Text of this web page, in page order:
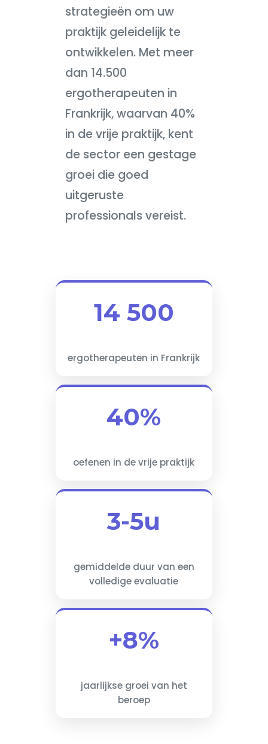
strategieën om uw
praktijk geleidelijk te
ontwikkelen. Met meer
dan 14.500
ergotherapeuten in
Frankrijk, waarvan 40%
in de vrije praktijk, kent
de sector een gestage
groei die goed
uitgeruste
professionals vereist.
14 500
ergotherapeuten in Frankrijk
40%
oefenen in de vrije praktijk
3-5u
gemiddelde duur van een
volledige evaluatie
+8%
jaarlijkse groei van het
beroep